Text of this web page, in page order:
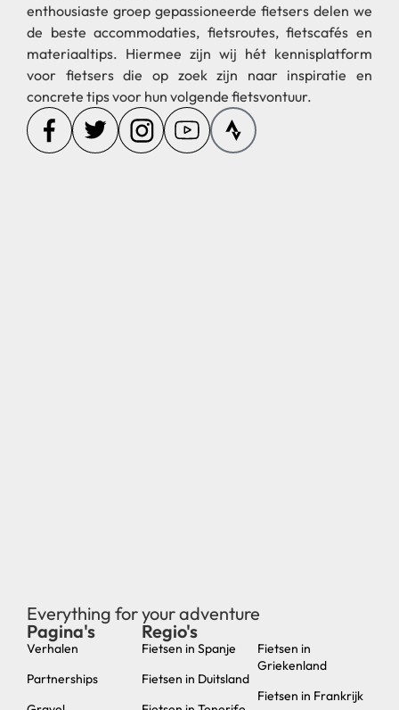
enthousiaste groep gepassioneerde fietsers delen we
de beste accommodaties, fietsroutes, fietscafés en
materiaaltips. Hiermee zijn wij hét kennisplatform
voor fietsers die op zoek zijn naar inspiratie en
concrete tips voor hun volgende fietsvontuur.
Everything for your adventure
Pagina's
Verhalen
Partnerships
Regio's
Fietsen in Spanje
Fietsen in Duitsland
Fietsen in
Griekenland
Fietsen in Frankrijk